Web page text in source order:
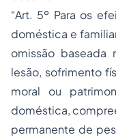
“Art. 5º Para os
doméstica e
omissão baseada
lesão, sofrimento
moral ou
doméstica,
permanente de